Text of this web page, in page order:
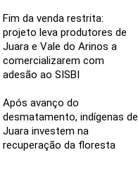
Fim da venda restrita:
projeto leva produtores de
Juara e Vale do Arinos a
comercializarem com
adesão ao SISBI
Após avanço do
desmatamento, indígenas de
Juara investem na
recuperação da floresta